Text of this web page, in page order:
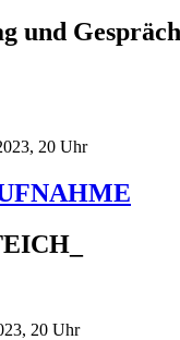
und
20 Uhr
20 Uhr